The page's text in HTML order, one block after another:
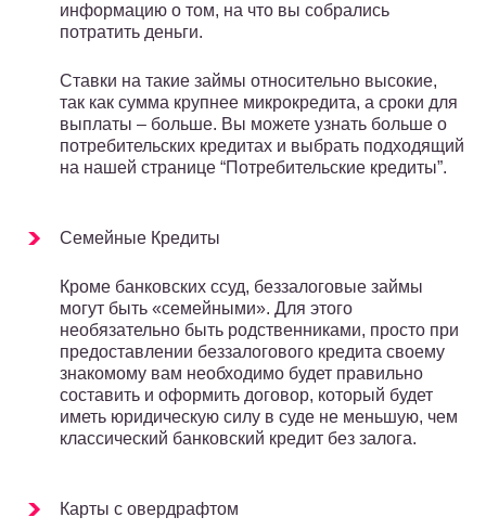
информацию о том, на что вы собрались
потратить деньги.
Ставки на такие займы относительно высокие,
так как сумма крупнее микрокредита, а сроки для
выплаты – больше. Вы можете узнать больше о
потребительских кредитах и выбрать подходящий
на нашей странице “Потребительские кредиты”.
Семейные Кредиты
Кроме банковских ссуд, беззалоговые займы
могут быть «семейными». Для этого
необязательно быть родственниками, просто при
предоставлении беззалогового кредита своему
знакомому вам необходимо будет правильно
составить и оформить договор, который будет
иметь юридическую силу в суде не меньшую, чем
классический банковский кредит без залога.
Карты с овердрафтом